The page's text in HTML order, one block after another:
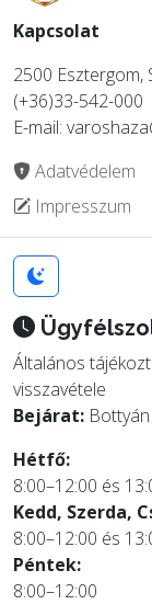
Kapcsolat
2500 Esztergom,
(+36)33-542-000
E-mail:
Adatvédelem
Impresszum
Általános
visszavétele
Bejárat: Bottyán
Hétfő:
8:00–12:00 és
Kedd, Szerda,
8:00–12:00 és
Péntek:
8:00–12:00